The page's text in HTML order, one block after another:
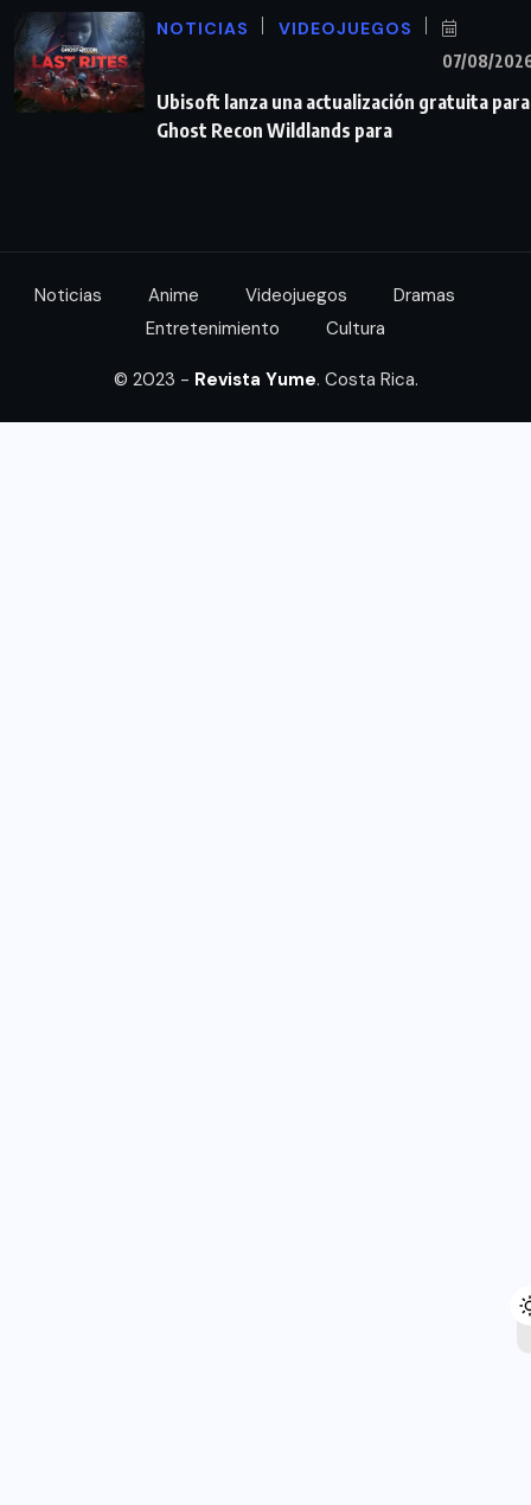
NOTICIAS VIDEOJUEGOS
07/08/
Ubisoft lanza una actualización gratuita para
Ghost Recon Wildlands para
Noticias Anime Videojuegos
Dramas
Entretenimiento
Cultura
© 2023 - Revista Yume. Costa Rica.